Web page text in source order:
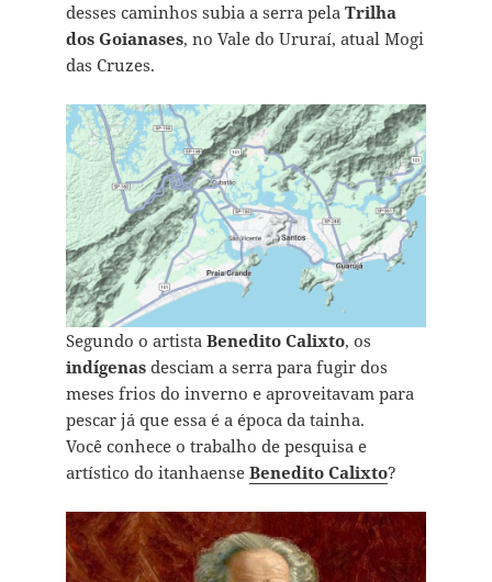
desses caminhos subia a serra pela Trilha
dos Goianases, no Vale do Ururaí, atual Mogi
das Cruzes.
Segundo o artista Benedito Calixto, os
indígenasdesciam a serra para fugir dos
meses frios do inverno e aproveitavam para
pescar já que essa é a época da tainha.
Você conhece o trabalho de pesquisa e
artístico do itanhaense Benedito Calixto?